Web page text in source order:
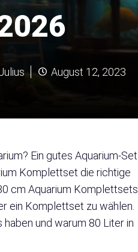
August 12, 2023
Ein gutes Aquarium-Set
Komplettset die richtige
cm Aquarium Komplettsets
ein Komplettset zu wählen.
und warum 80 Liter in